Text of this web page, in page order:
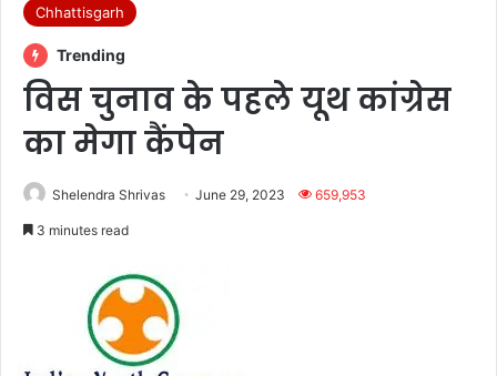
Chhattisgarh
Trending
विस चुनाव के पहले यूथ कांग्रेस
का मेगा कैंपेन
Shelendra Shrivas June 29, 2023 659,953
3 minutes read